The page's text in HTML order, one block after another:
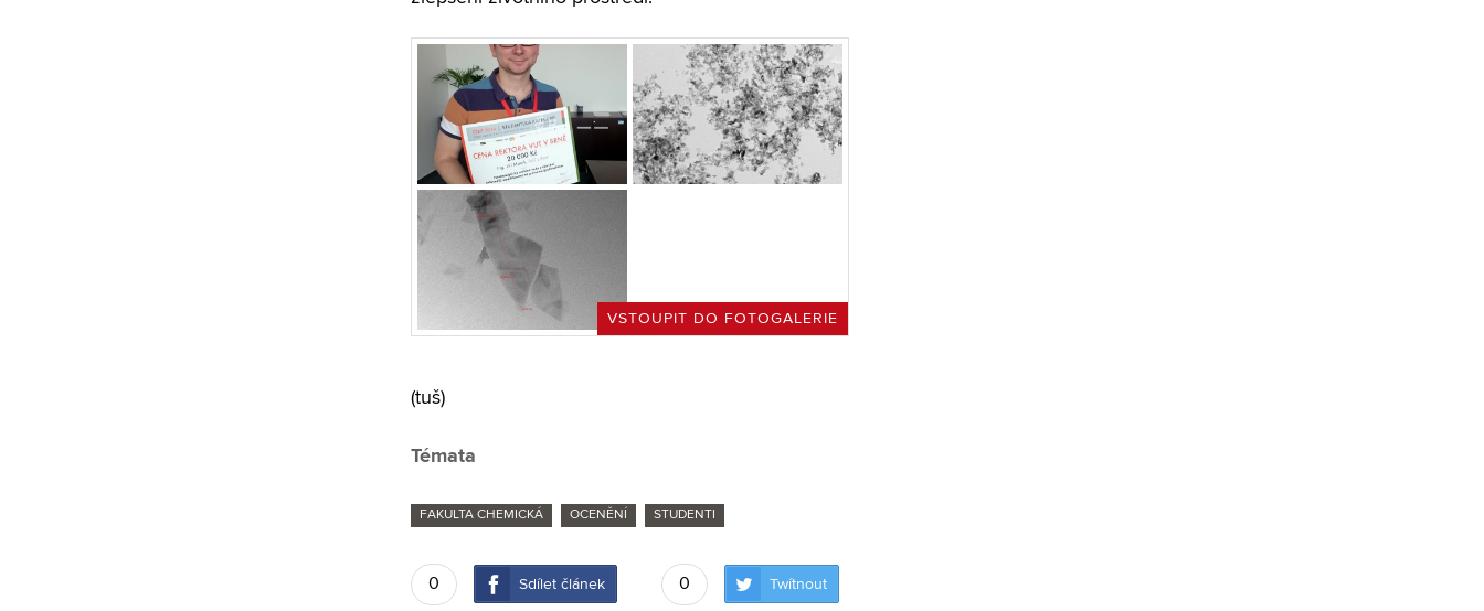
VSTOUPIT DO FOTOGALERIE
(tuš)
Témata
FAKULTA CHEMICKÁ OCENĚNÍ STUDENTI
0 Sdílet článek 0 Twítnout